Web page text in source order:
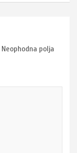
Neophodna polja